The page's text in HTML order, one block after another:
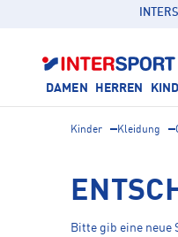
DAMEN HERREN
Kinder Kleidung
Bitte gib eine neue